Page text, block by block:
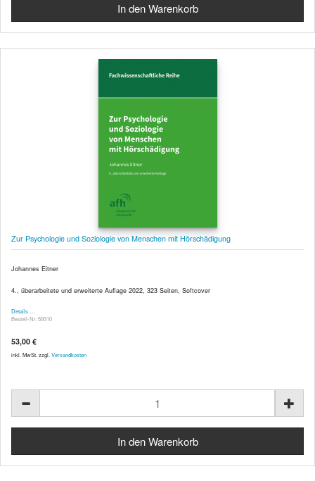
Zur Psychologie und Soziologie von Menschen mit Hörschädigung
Johannes Eitner
4., überarbeitete und erweiterte Auflage 2022, 323 Seiten, Softcover
Details …
Bestell-Nr. 59310
53,00 €
inkl. MwSt. zzgl. Versandkosten